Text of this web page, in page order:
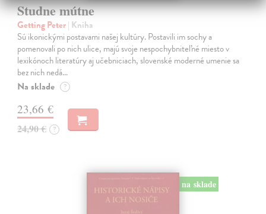
Studne mútne
Getting Peter| Kniha
Sú ikonickými postavami našej kultúry. Postavili im sochy a
pomenovali po nich ulice, majú svoje nespochybniteľné miesto v
lexikónoch literatúry aj učebniciach, slovenské moderné umenie sa
bez nich nedá…
Na sklade ?
23,66 €
24,90 € ?
na sklade